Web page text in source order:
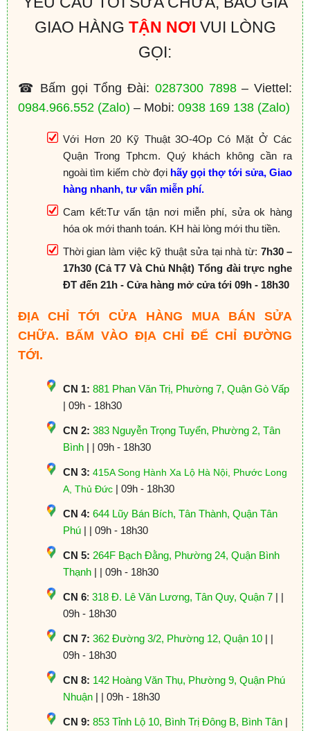
GIAO HÀNG TẬN NƠI VUI LÒNG
GỌI:
☎ Bấm gọi Tổng Đài: 0287300 7898– Viettel:
0984.966.552 (Zalo) – Mobi: 0938 169 138 (Zalo)
Với Hơn 20 Kỹ Thuật 3O-4Op Có Mặt Ở Các
Quận Trong Tphcm. Quý khách không cần ra
ngoài tìm kiếm chờ đợi hãy gọi thợ tới sửa, Giao
hàng nhanh, tư vấn miễn phí.
Cam kết:Tư vấn tận nơi miễn phí, sửa ok hàng
hóa ok mới thanh toán. KH hài lòng mới thu tiền.
Thời gian làm việc kỹ thuật sửa tại nhà từ: 7h30 –
17h30 (Cả T7 Và Chủ Nhật) Tổng đài trực nghe
ĐT đến 21h - Cửa hàng mở cửa tới 09h - 18h30
ĐỊA CHỈ TỚI CỬA HÀNG MUA BÁN SỬA
CHỮA. BẤM VÀO ĐỊA CHỈ ĐỂ CHỈ ĐƯỜNG
TỚI.
CN 1: 881 Phan Văn Trị, Phường 7, Quận Gò Vấp
| 09h - 18h30
CN 2: 383 Nguyễn Trọng Tuyển, Phường 2, Tân
Bình| | 09h - 18h30
CN 3: 415A Song Hành Xa Lộ Hà Nội, Phước Long
A, Thủ Đức| 09h - 18h30
CN 4: 644 Lũy Bán Bích, Tân Thành, Quận Tân
Phú| | 09h - 18h30
CN 5: 264F Bạch Đằng, Phường 24, Quận Bình
Thạnh| | 09h - 18h30
CN 6: 318 Đ. Lê Văn Lương, Tân Quy, Quận 7| |
09h - 18h30
CN 7: 362 Đường 3/2, Phường 12, Quận 10| |
09h - 18h30
CN 8: 142 Hoàng Văn Thụ, Phường 9, Quận Phú
Nhuận| | 09h - 18h30
CN 9: 853 Tỉnh Lộ 10, Bình Trị Đông B, Bình Tân|